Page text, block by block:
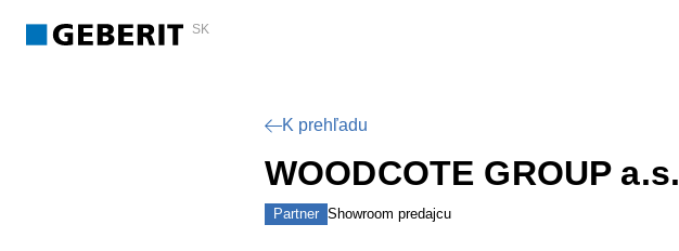
SK
K prehľadu
WOODCOTE GROUP a.s.
Partner Showroom predajcu